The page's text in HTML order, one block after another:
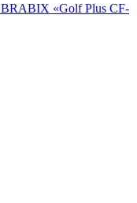
BRABIX «Golf Plus CF-